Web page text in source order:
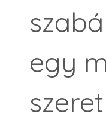
egy